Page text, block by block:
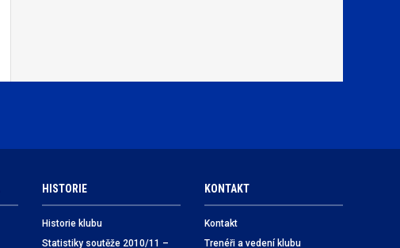
HISTORIE
Historie klubu
Statistiky soutěže 2010/11 –
KONTAKT
Kontakt
Trenéři a vedení klubu